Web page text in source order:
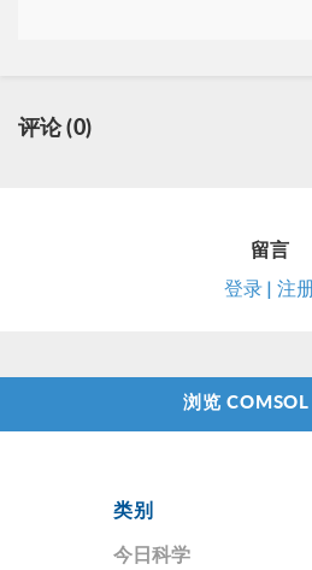
评论 (0)
留言
登录 | 注
浏览
类别
今日科学